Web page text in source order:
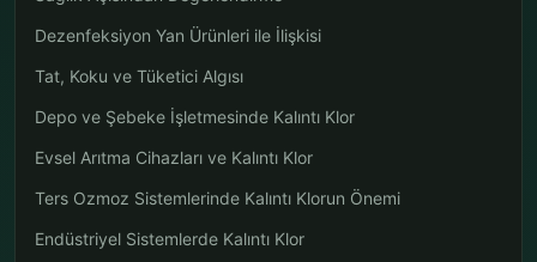
Dezenfeksiyon Yan Ürünleri ile İlişkisi
Tat, Koku ve Tüketici Algısı
Depo ve Şebeke İşletmesinde Kalıntı Klor
Evsel Arıtma Cihazları ve Kalıntı Klor
Ters Ozmoz Sistemlerinde Kalıntı Klorun Önemi
Endüstriyel Sistemlerde Kalıntı Klor